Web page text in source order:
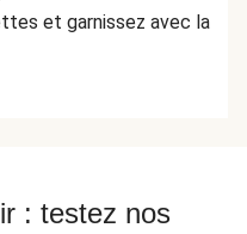
et garnissez avec la
: testez nos